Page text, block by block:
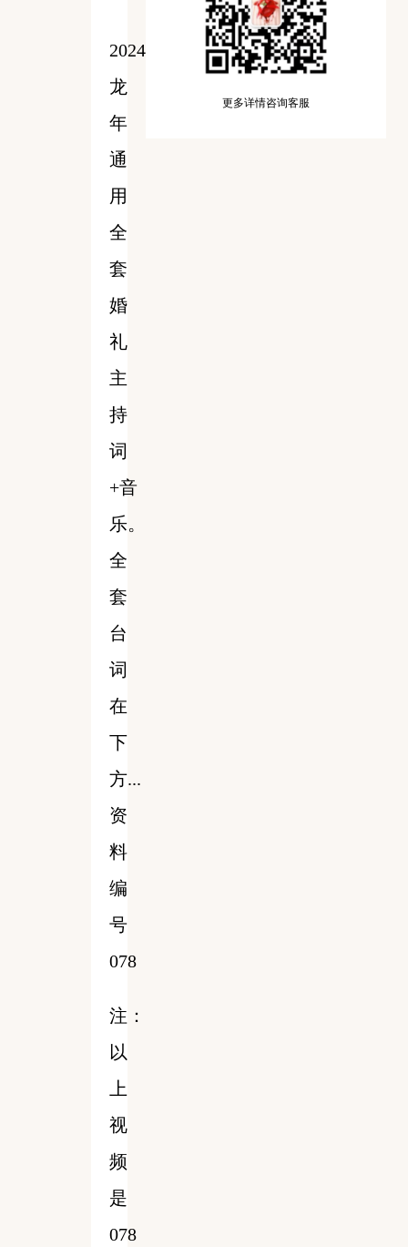
2024
龙
年
通
用
全
套
婚
礼
主
持
词
+音
乐。
全
套
台
词
在
下
方...
资
料
编
号
078
注：
以
上
视
频
是
078
更多详情咨询客服